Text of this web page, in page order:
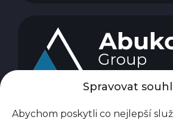
Spravovat
Abychom poskytli co nejlepší